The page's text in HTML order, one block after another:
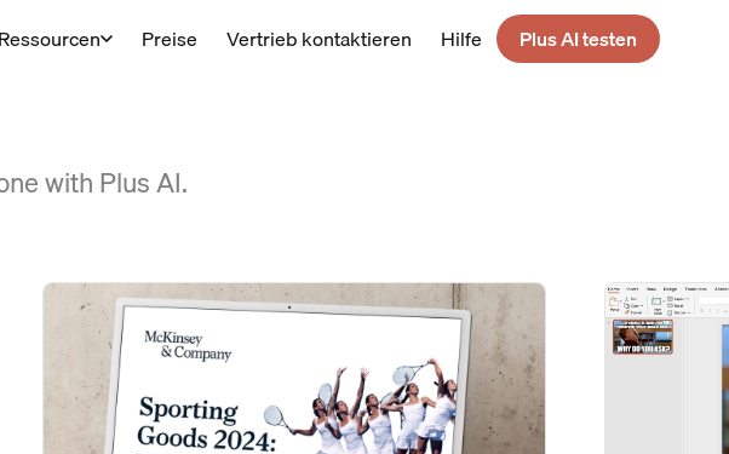
Ressourcen Preise Vertrieb kontaktieren Hilfe Plus AI testen
with Plus AI.